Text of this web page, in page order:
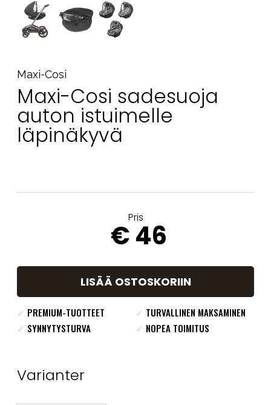
Maxi-Cosi
Maxi-Cosi sadesuoja
auton istuimelle
läpinäkyvä
Pris
€ 46
LISÄÄ OSTOSKORIIN
✓ PREMIUM-TUOTTEET ✓ TURVALLINEN MAKSAMINEN
✓ SYNNYTYSTURVA ✓ NOPEA TOIMITUS
Varianter
Aurinko ja uinti